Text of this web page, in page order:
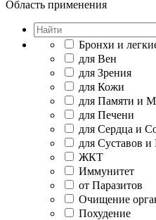
Область применения
Бронхи и
для Вен
для Зрения
для Кожи
для Памяти и
для Печени
для Сердца и
для Суставов
ЖКТ
Иммунитет
от Паразитов
Очищение
Похудение